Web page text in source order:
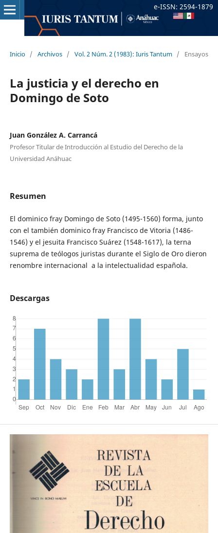
Inicio / Archivos / Vol. 2 Núm. 2 (1983): Iuris Tantum / Ensayos
La justicia y el derecho en
Domingo de Soto
Juan González A. Carrancá
Profesor Titular de Introducción al Estudio del Derecho de la
Universidad Anáhuac
Resumen
El dominico fray Domingo de Soto (1495-1560) forma, junto
con el también dominico fray Francisco de Vitoria (1486-
1546) y el jesuita Francisco Suárez (1548-1617), la terna
suprema de teólogos juristas durante el Siglo de Oro dieron
renombre internacional a la intelectualidad española.
Descargas
e-ISSN: 2594-1879